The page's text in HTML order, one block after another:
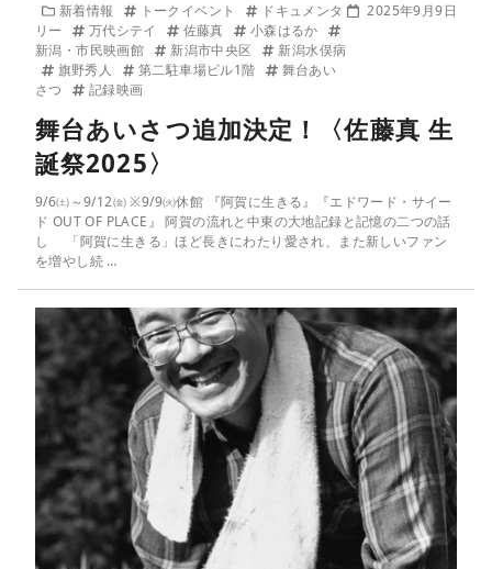
新着情報 トークイベント
ドキュメンタ
リー
万代シテイ 佐藤真
小森はるか
新潟・市民映画館
新潟市中央区
新潟水俣病
旗野秀人
第二駐車場ビル1階
舞台あい
さつ
記録映画
2025年9月9日
舞台あいさつ追加決定！〈佐藤真 生
誕祭2025〉
9/6㈯～9/12㈮ ※9/9㈫休館 『阿賀に生きる』『エドワード・サイー
ド OUT OF PLACE』 阿賀の流れと中東の大地記録と記憶の二つの話
し 「阿賀に生きる」ほど長きにわたり愛され、また新しいファン
を増やし続 …